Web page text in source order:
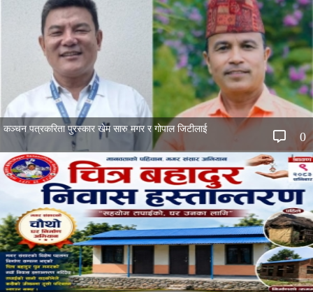
0
कञ्चन पत्रकरिता पुरस्कार खेम सारु मगर र गोपाल जिटीलाई